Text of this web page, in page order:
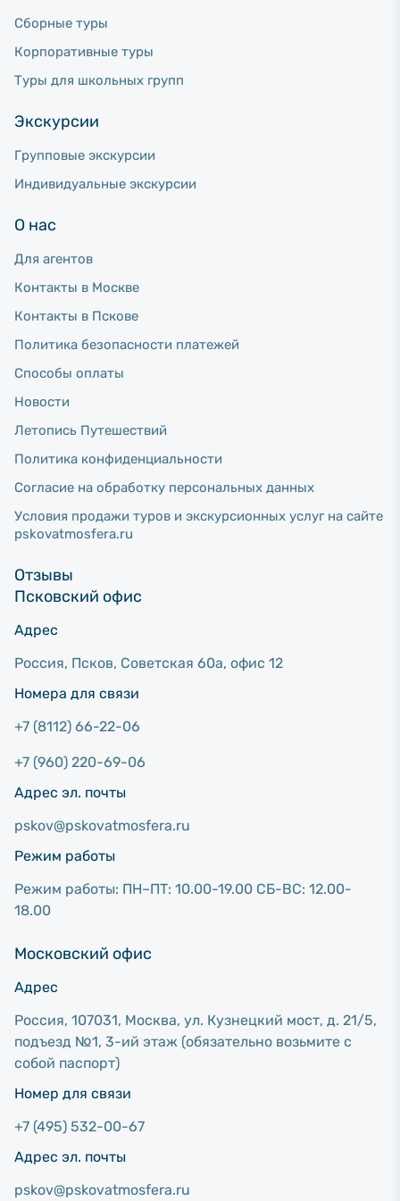
Сборные туры
Корпоративные туры
Туры для школьных групп
Экскурсии
Групповые экскурсии
Индивидуальные экскурсии
О нас
Для агентов
Контакты в Москве
Контакты в Пскове
Политика безопасности платежей
Способы оплаты
Новости
Летопись Путешествий
Политика конфиденциальности
Согласие на обработку персональных данных
Условия продажи туров и экскурсионных услуг на сайте
pskovatmosfera.ru
Отзывы
Псковский офис
Адрес
Россия, Псков, Советcкая 60а, офис 12
Номера для связи
+7 (8112) 66-22-06
+7 (960) 220-69-06
Адрес эл. почты
pskov@pskovatmosfera.ru
Режим работы
Режим работы: ПН–ПТ: 10.00-19.00 СБ-ВС: 12.00-
18.00
Московский офис
Адрес
Россия, 107031, Москва, ул. Кузнецкий мост, д. 21/5,
подъезд №1, 3-ий этаж (обязательно возьмите с
собой паспорт)
Номер для связи
+7 (495) 532-00-67
Адрес эл. почты
pskov@pskovatmosfera.ru